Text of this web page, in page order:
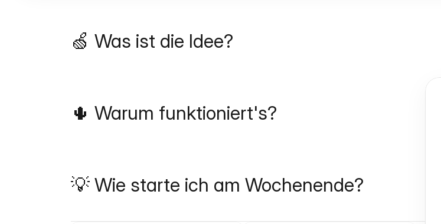
🍏 Was ist die Idee?
🌵 Warum funktioniert's?
💡 Wie starte ich am Wochenende?